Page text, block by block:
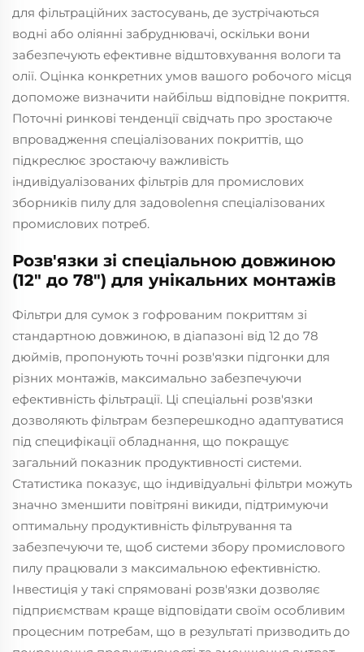
для фільтраційних застосувань, де зустрічаються
водні або оліянні забруднювачі, оскільки вони
забезпечують ефективне відштовхування вологи та
олії. Оцінка конкретних умов вашого робочого місця
допоможе визначити найбільш відповідне покриття.
Поточні ринкові тенденції свідчать про зростаюче
впровадження спеціалізованих покриттів, що
підкреслює зростаючу важливість
індивідуалізованих фільтрів для промислових
зборників пилу для задовolenня спеціалізованих
промислових потреб.
Розв'язки зі спеціальною довжиною
(12" до 78") для унiкальних монтажiв
Фільтри для сумок з гофрованим покриттям зі
стандартною довжиною, в діапазоні від 12 до 78
дюймів, пропонують точні розв'язки підгонки для
різних монтажів, максимально забезпечуючи
ефективність фільтрації. Ці спеціальні розв'язки
дозволяють фільтрам безперешкодно адаптуватися
під специфікації обладнання, що покращує
загальний показник продуктивності системи.
Статистика показує, що індивідуальні фільтри можуть
значно зменшити повітряні викиди, підтримуючи
оптимальну продуктивність фільтрування та
забезпечуючи те, щоб системи збору промислового
пилу працювали з максимальною ефективністю.
Інвестиція у такі спрямовані розв'язки дозволяє
підприємствам краще відповідати своїм особливим
процесним потребам, що в результаті призводить до